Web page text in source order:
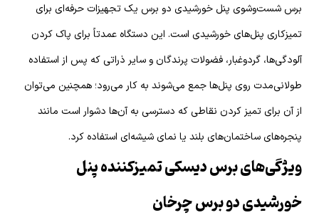
برس شست‌وشوی پنل خورشیدی دو برس یک تجهیزات حرفه‌ای برای
تمیزکاری پنل‌های خورشیدی است. این دستگاه عمدتاً برای پاک کردن
آلودگی‌ها، گردوغبار، فضولات پرندگان و سایر ذراتی که پس از استفاده
طولانی‌مدت روی پنل‌ها جمع می‌شوند به کار می‌رود؛ همچنین می‌توان
از آن برای تمیز کردن نقاطی که دسترسی به آن‌ها دشوار است مانند
پنجره‌های ساختمان‌های بلند یا نمای شیشه‌ای استفاده کرد.
ویژگی‌های برس دیسکی تمیزکننده پنل
خورشیدی دو برس چرخان